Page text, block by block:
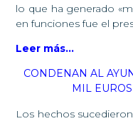
lo que ha generado
en funciones fue el
Leer más…
CONDENAN AL
MIL
Los hechos